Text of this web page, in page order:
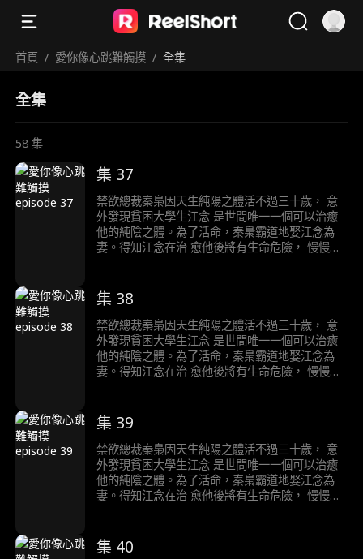
首頁 / 愛你像心跳難觸摸 / 全集
全集
58 集
集 37
禁欲總裁秦梟因天生純陽之體活不過三十歲， 意
外發現貧困大學生江念 是世間唯一一個可以治癒
他的純陰之體。為了活命，秦梟霸道地娶江念為
妻。得知江念在治 愈他後將有生命危險， 慢慢愛
集 38
禁欲總裁秦梟因天生純陽之體活不過三十歲， 意
外發現貧困大學生江念 是世間唯一一個可以治癒
他的純陰之體。為了活命，秦梟霸道地娶江念為
妻。得知江念在治 愈他後將有生命危險， 慢慢愛
集 39
禁欲總裁秦梟因天生純陽之體活不過三十歲， 意
外發現貧困大學生江念 是世間唯一一個可以治癒
他的純陰之體。為了活命，秦梟霸道地娶江念為
妻。得知江念在治 愈他後將有生命危險， 慢慢愛
集 40